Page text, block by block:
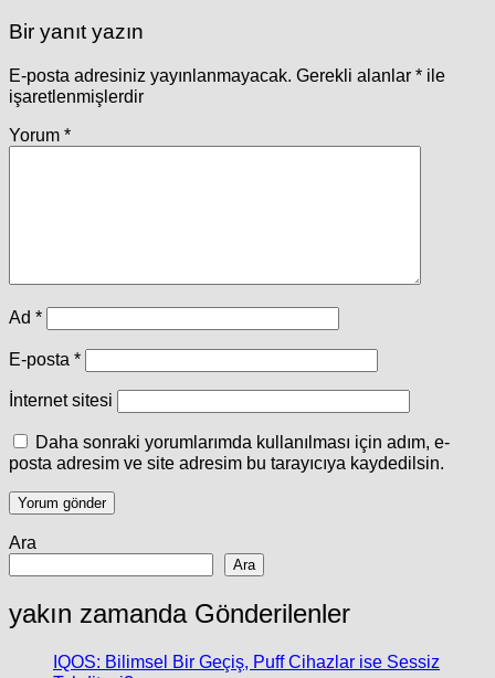
Bir yanıt yazın
E-posta adresiniz yayınlanmayacak. Gerekli alanlar * ile
işaretlenmişlerdir
Yorum *
Ad *
E-posta *
İnternet sitesi
Daha sonraki yorumlarımda kullanılması için adım, e-
posta adresim ve site adresim bu tarayıcıya kaydedilsin.
Ara
Ara
yakın zamanda Gönderilenler
IQOS: Bilimsel Bir Geçiş, Puff Cihazlar ise Sessiz